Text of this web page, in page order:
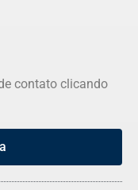
contato clicando